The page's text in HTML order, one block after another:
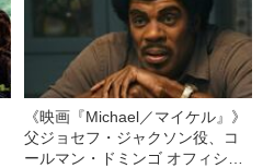
《映画『Michael／マイケル』》
父ジョセフ・ジャクソン役、コ
ールマン・ドミンゴ オフィシャ